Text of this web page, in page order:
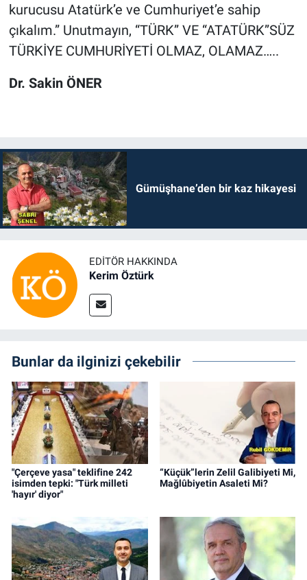
kurucusu Atatürk’e ve Cumhuriyet’e sahip
çıkalım.” Unutmayın, “TÜRK” VE “ATATÜRK”SÜZ
TÜRKİYE CUMHURİYETİ OLMAZ, OLAMAZ…..
Dr. Sakin ÖNER
Gümüşhane’den bir kaz hikayesi
EDITÖR HAKKINDA
Kerim Öztürk
Bunlar da ilginizi çekebilir
"Çerçeve yasa" teklifine 242
isimden tepki: "Türk milleti
'hayır' diyor"
“Küçük”lerin Zelil Galibiyeti Mi,
Mağlûbiyetin Asaleti Mi?